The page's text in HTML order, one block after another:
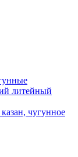
литейный
чугунное